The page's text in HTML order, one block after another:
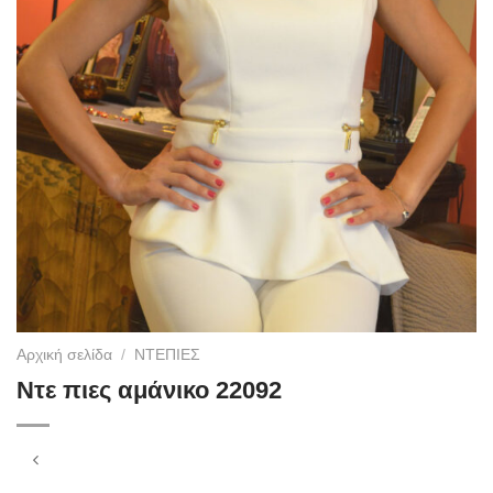
Αρχική σελίδα / ΝΤΕΠΙΕΣ
Ντε πιες αμάνικο 22092